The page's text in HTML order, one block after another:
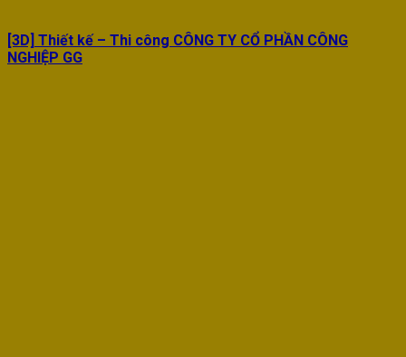
[3D] Thiết kế – Thi công CÔNG TY CỔ PHẦN CÔNG
NGHIỆP GG